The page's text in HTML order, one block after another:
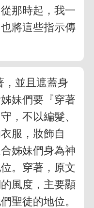
那時起，我一
將這些指示傳
，並且遮蓋身
妹們要『穿著
，不以編髮、
服，妝飾自
姊妹們身為神
。穿著，原文
風度，主要顯
聖徒的地位。